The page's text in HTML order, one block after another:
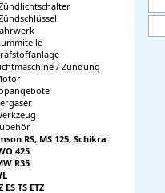
/ Zündung
RS, MS 125, Schikra
425
R35
ES TS ETZ